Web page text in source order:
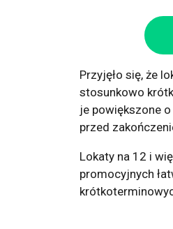
Przyjęło się, że
stosunkowo
je powiększone
przed
Lokaty na 12 i
promocyjnych